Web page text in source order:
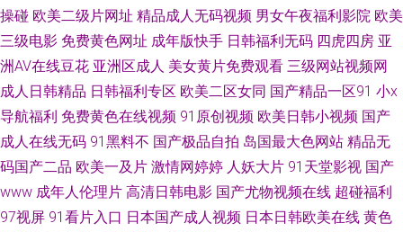
操碰 欧美二级片网址 精品成人无码视频 男女午夜福利影院 欧美
三级电影 免费黄色网址 成年版快手 日韩福利无码 四虎四房 亚
洲AV在线豆花 亚洲区成人 美女黄片免费观看 三级网站视频网
成人日韩精品 日韩福利专区 欧美二区女同 国产精品一区91 小x
导航福利 免费黄色在线视频 91原创视频 欧美日韩小视频 国产
成人在线无码 91黑料不 国产极品自拍 岛国最大色网站 精品无
码国产二品 欧美一及片 激情网婷婷 人妖大片 91天堂影视 国产
www 成年人伦理片 高清日韩电影 国产尤物视频在线 超碰福利
97视屏 91看片入口 日本国产成人视频 日本日韩欧美在线 黄色